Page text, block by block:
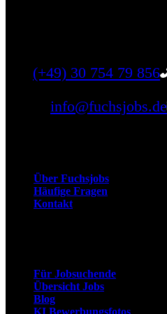
(+49) 30 754 79 856
info@fuchsjobs.de
Über Fuchsjobs
Häufige Fragen
Kontakt
Für Jobsuchende
Übersicht Jobs
Blog
KI Bewerbungsfotos